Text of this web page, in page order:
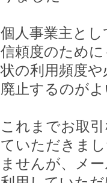
個人事業主と
信頼度のため
状の利用頻度
廃止するのが
これまでお取
ていただきま
ませんが、メ